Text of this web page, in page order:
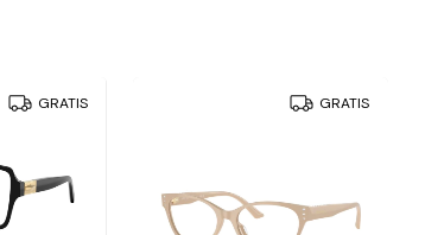
GRATIS GRATIS